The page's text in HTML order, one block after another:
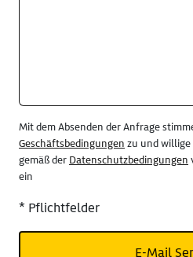
Mit dem Absenden der Anfrage
Geschäftsbedingungen zu und willige
gemäß der Datenschutzbedingungen
ein
* Pflichtfelder
E-Mail